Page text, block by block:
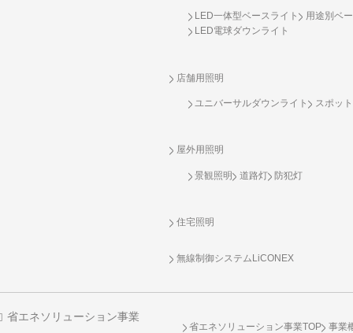
LED一体型ベースライト
用途別ベ
LED電球ダウンライト
店舗用照明
ユニバーサルダウンライト スポッ
屋外用照明
景観照明 道路灯 防犯灯
住宅照明
無線制御システム LiCONEX
省エネソリューション事業
省エネソリューション事業TOP 事業